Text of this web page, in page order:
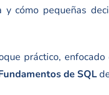
cómo pequeñas
práctico,
de SQL